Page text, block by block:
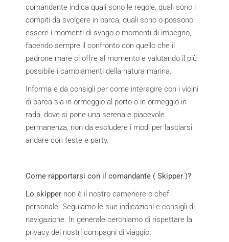
comandante indica quali sono le regole, quali sono i
compiti da svolgere in barca, quali sono o possono
essere i momenti di svago o momenti di impegno,
facendo sempre il confronto con quello che il
padrone mare ci offre al momento e valutando il più
possibile i cambiamenti della natura marina.
Informa e da consigli per come interagire con i vicini
di barca sia in ormeggio al porto o in ormeggio in
rada, dove si pone una serena e piacevole
permanenza, non da escludere i modi per lasciarsi
andare con feste e party.
Come rapportarsi con il comandante ( Skipper )?
Lo skipper non è il nostro cameriere o chef
personale. Seguiamo le sue indicazioni e consigli di
navigazione. In generale cerchiamo di rispettare la
privacy dei nostri compagni di viaggio.